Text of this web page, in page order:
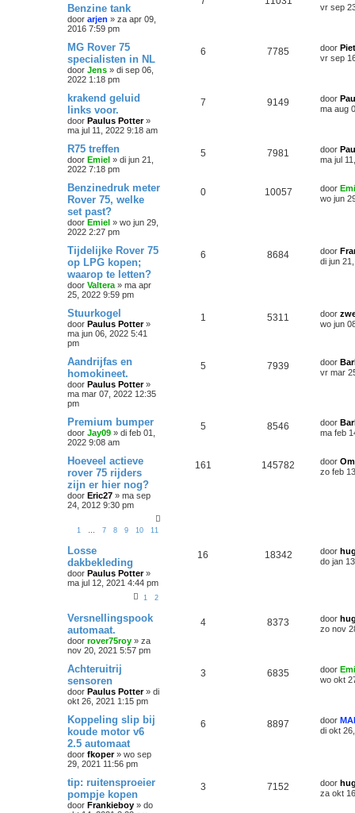
Benzine tank
door arjen » za apr 09,
2016 7:59 pm
vr sep
MG Rover 75
specialisten in NL
door Jens » di sep 06,
2022 1:18 pm
6 7785 door
vr sep
krakend geluid
links voor.
door Paulus Potter»
ma jul 11, 2022 9:18 am
7 9149 door
ma aug
R75 treffen
door Emiel » di jun 21,
2022 7:18 pm
5 7981 door
ma jul
Benzinedruk meter
Rover 75, welke
set past?
door Emiel » wo jun 29,
2022 2:27 pm
0 10057 door
wo jun
Tijdelijke Rover 75
op LPG kopen;
waarop te letten?
door Valtera » ma apr
25, 2022 9:59 pm
6 8684 door
di jun
Stuurkogel
door Paulus Potter»
ma jun 06, 2022 5:41
pm
1 5311 door
wo jun
Aandrijfas en
homokineet.
door Paulus Potter»
ma mar 07, 2022 12:35
pm
5 7939 door
vr mar
Premium bumper
door Jay09 » di feb 01,
2022 9:08 am
5 8546 door
ma feb
Hoeveel actieve
rover 75 rijders
zijn er hier nog?
door Eric27 » ma sep
24, 2012 9:30 pm
1 7 8 9 10 11
161 145782 door
zo feb
Losse
dakbekleding
door Paulus Potter»
ma jul 12, 2021 4:44 pm
1 2
16 18342 door
do jan
Versnellingspook
automaat.
door rover75roy » za
nov 20, 2021 5:57 pm
4 8373 door
zo nov
Achteruitrij
sensoren
door Paulus Potter» di
okt 26, 2021 1:15 pm
3 6835 door
wo okt
Koppeling slip bij
koude motor v6
2.5 automaat
door fkoper» wo sep
29, 2021 11:56 pm
6 8897 door
di okt
tip: ruitensproeier
pompje kopen
door Frankieboy » do
3 7152 door
za okt